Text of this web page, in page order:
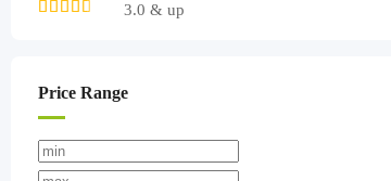
3.0 & up
Price Range